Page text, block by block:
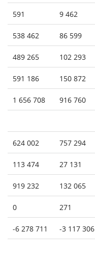
591 9 462
538 462 86 599
489 265 102 293
591 186 150 872
1 656 708 916 760
624 002 757 294
113 474 27 131
919 232 132 065
0 271
-6 278 711 -3 117 306